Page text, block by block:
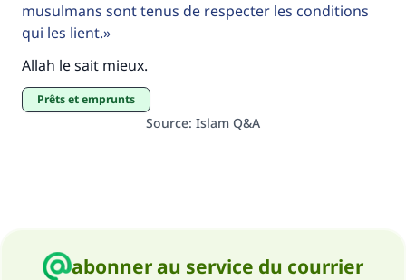
musulmans sont tenus de respecter les conditions
qui les lient.
Allah le sait mieux.
prêts et emprunts
Source: Islam Q&A
abonner au service du courrier